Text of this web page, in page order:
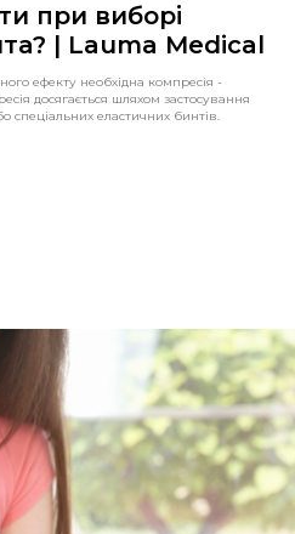
при виборі
| Lauma Medical
ефекту необхідна компресія -
досягається шляхом застосування
спеціальних еластичних бинтів.